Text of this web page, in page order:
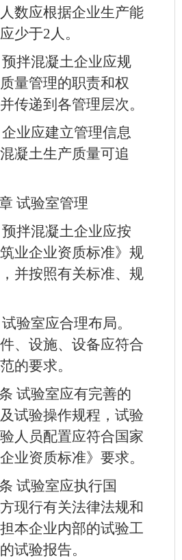
数应根据企业生产能
少于2人。
预拌混凝土企业应规
量管理的职责和权
传递到各管理层次。
企业应建立管理信息
凝土生产质量可追
试验室管理
预拌混凝土企业应按
业企业资质标准》规
并按照有关标准、规
试验室应合理布局。
、设施、设备应符合
的要求。
试验室应有完善的
试验操作规程，试验
人员配置应符合国家
业资质标准》要求。
试验室应执行国
现行有关法律法规和
本企业内部的试验工
试验报告。